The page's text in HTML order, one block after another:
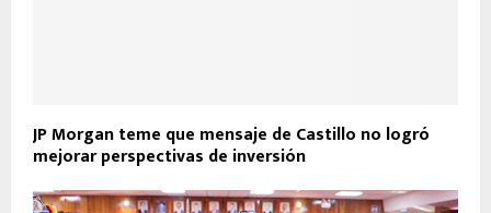
JP Morgan teme que mensaje de Castillo no logró
mejorar perspectivas de inversión